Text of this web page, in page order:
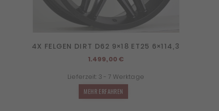
4X FELGEN DIRT D62 9×18 ET25 6×114,3
1.499,00€
Lieferzeit: 3 - 7 Werktage
MEHR ERFAHREN